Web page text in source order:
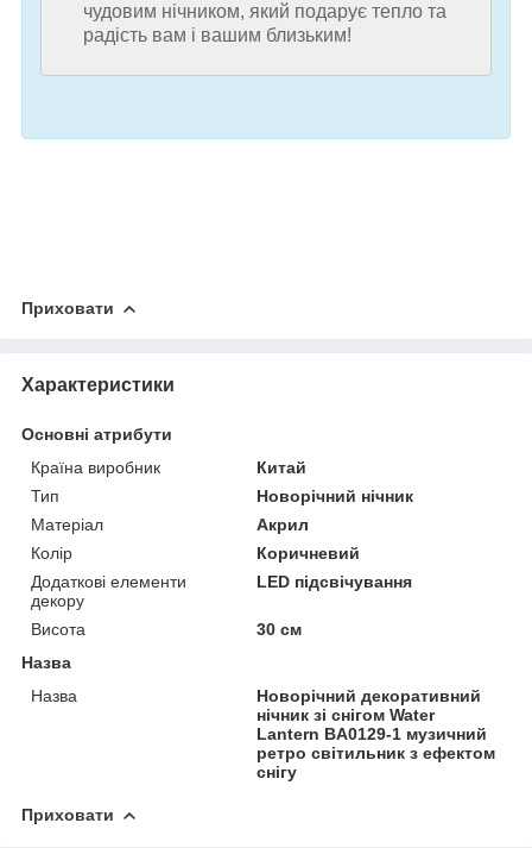
чудовим нічником, який подарує тепло та
радість вам і вашим близьким!
Приховати
Характеристики
Основні атрибути
Країна виробник
Китай
Тип
Новорічний нічник
Матеріал
Акрил
Колір
Коричневий
Додаткові елементи
декору
LED підсвічування
Висота
30 см
Назва
Назва
Новорічний декоративний
нічник зі снігом Water
Lantern BA0129-1 музичний
ретро світильник з ефектом
снігу
Приховати